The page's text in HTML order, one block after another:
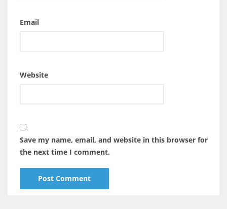
Email
Website
Save my name, email, and website in this browser for
the next time I comment.